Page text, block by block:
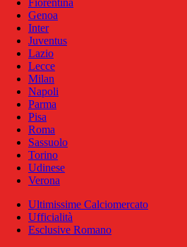
Fiorentina
Genoa
Inter
Juventus
Lazio
Lecce
Milan
Napoli
Parma
Pisa
Roma
Sassuolo
Torino
Udinese
Verona
Ultimissime Calciomercato
Ufficialità
Esclusive Romano